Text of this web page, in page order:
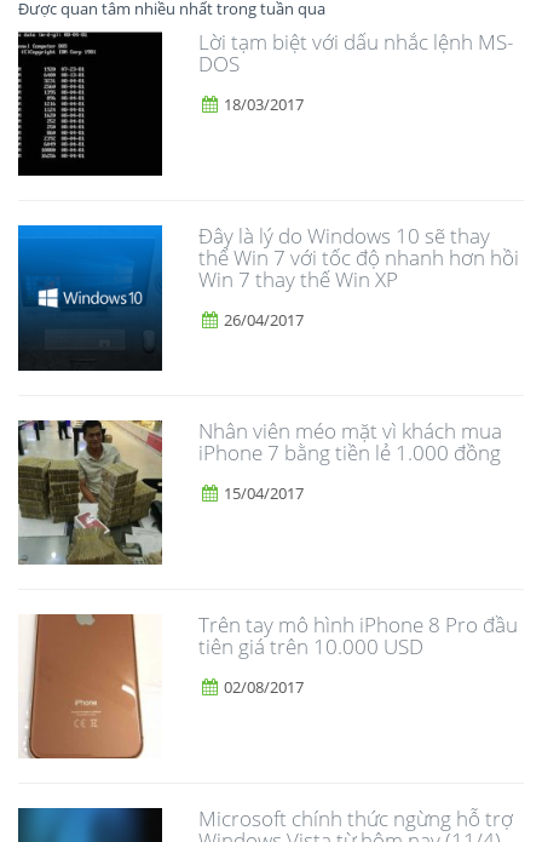
Được quan tâm nhiều nhất trong tuần qua
Lời tạm biệt với dấu nhắc lệnh MS-
DOS
18/03/2017
Đây là lý do Windows 10 sẽ thay
thế Win 7 với tốc độ nhanh hơn hồi
Win 7 thay thế Win XP
26/04/2017
Nhân viên méo mặt vì khách mua
iPhone 7 bằng tiền lẻ 1.000 đồng
15/04/2017
Trên tay mô hình iPhone 8 Pro đầu
tiên giá trên 10.000 USD
02/08/2017
Microsoft chính thức ngừng hỗ trợ